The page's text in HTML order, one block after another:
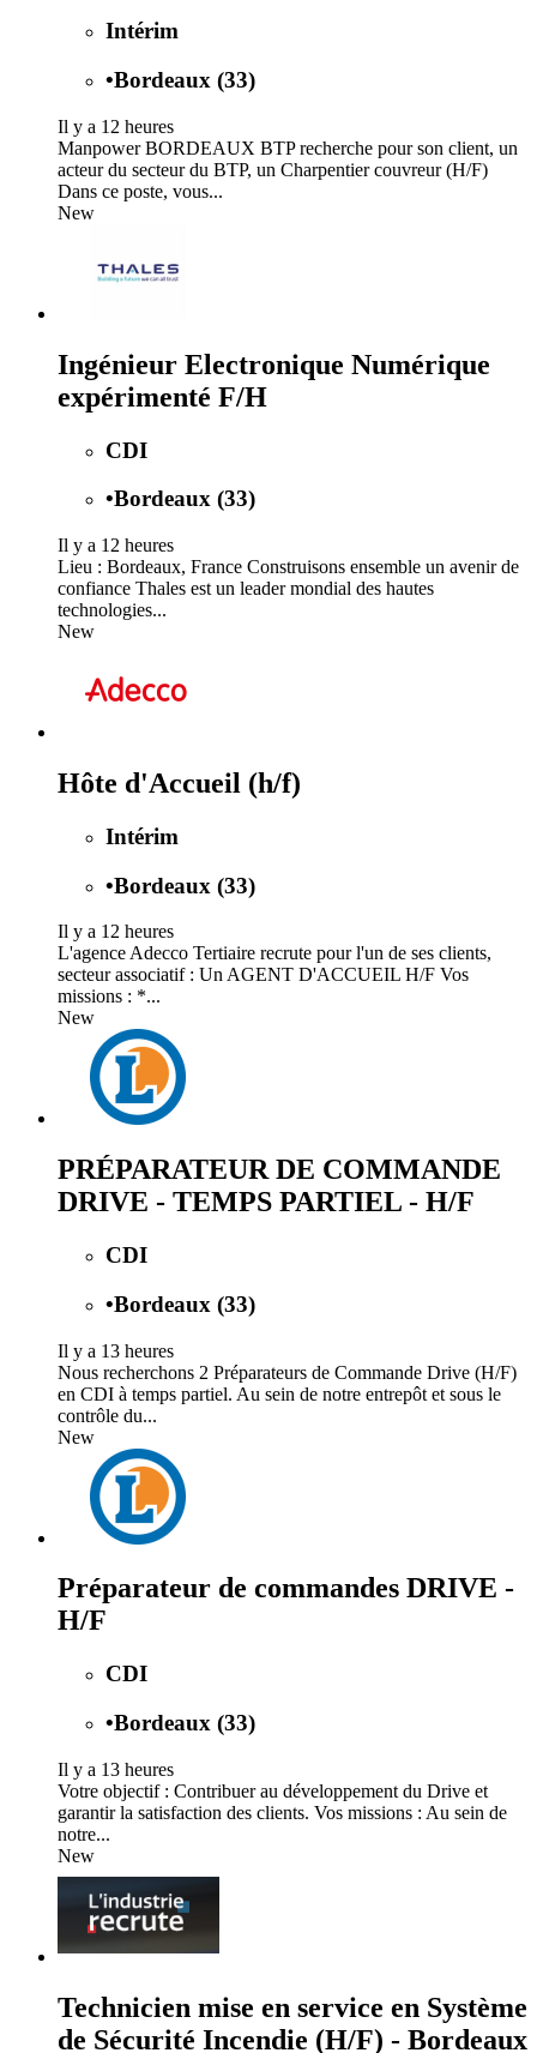
Intérim
•Bordeaux (33)
Il y a 12 heures
Manpower BORDEAUX BTP recherche pour son client, un
acteur du secteur du BTP, un Charpentier couvreur (H/F)
Dans ce poste, vous...
New
Ingénieur Electronique Numérique
expérimenté F/H
CDI
•Bordeaux (33)
Il y a 12 heures
Lieu : Bordeaux, France Construisons ensemble un avenir de
confiance Thales est un leader mondial des hautes
technologies...
New
Hôte d'Accueil (h/f)
Intérim
•Bordeaux (33)
Il y a 12 heures
L'agence Adecco Tertiaire recrute pour l'un de ses clients,
secteur associatif : Un AGENT D'ACCUEIL H/F Vos
missions : *...
New
PRÉPARATEUR DE COMMANDE
DRIVE - TEMPS PARTIEL - H/F
CDI
•Bordeaux (33)
Il y a 13 heures
Nous recherchons 2 Préparateurs de Commande Drive (H/F)
en CDI à temps partiel. Au sein de notre entrepôt et sous le
contrôle du...
New
Préparateur de commandes DRIVE -
H/F
CDI
•Bordeaux (33)
Il y a 13 heures
Votre objectif : Contribuer au développement du Drive et
garantir la satisfaction des clients. Vos missions : Au sein de
notre...
New
Technicien mise en service en Système
de Sécurité Incendie (H/F) - Bordeaux